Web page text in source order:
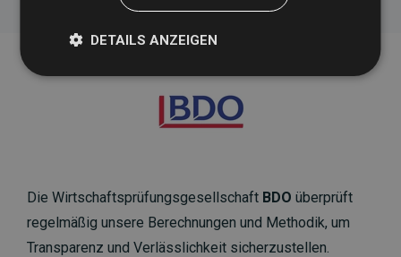
Die Wirtschaftsprüfungsgesellschaft BDO überprüft
regelmäßig unsere Berechnungen und Methodik, um
Transparenz und Verlässlichkeit sicherzustellen.
DETAILS ANZEIGEN